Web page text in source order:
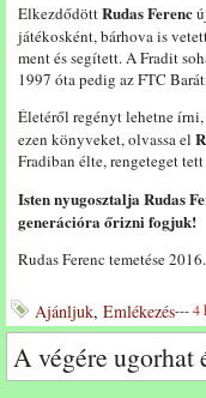
ElkezdődöttRudas Ferenc
játékosként, bárhova is
ment és segített. A Fradit
1997 óta pedig az FTC
Életéről regényt lehetne
ezen könyveket, olvassa el
Fradiban élte, rengeteget
Isten nyugosztalja Rudas
generációra őrizni fogjuk!
Rudas Ferenc temetése
Ajánljuk, Emlékezés---4
A végére ugorhat